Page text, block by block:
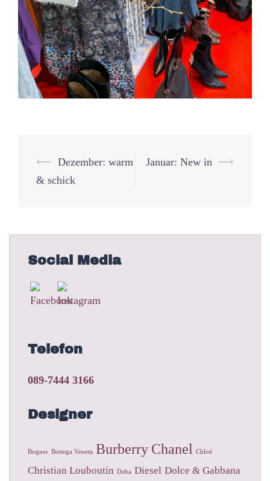
Beitrags-
Navigation
⟵ Dezember: warm
& schick
Januar: New in ⟶
Social Media
Telefon
089-7444 3166
Designer
Bogner Bottega Veneta Burberry Chanel Chloé
Christian Louboutin Deha Diesel Dolce & Gabbana